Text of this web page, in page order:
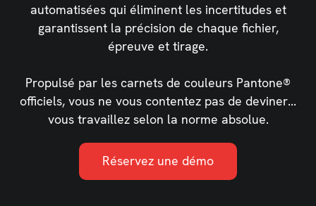
automatisées qui éliminent les incertitudes et
garantissent la précision de chaque fichier,
épreuve et tirage.
Propulsé par les carnets de couleurs Pantone®
officiels, vous ne vous contentez pas de deviner...
vous travaillez selon la norme absolue.
Réservez une démo